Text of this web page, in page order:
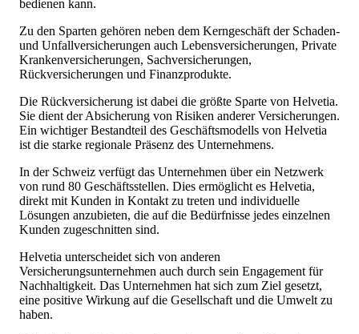
bedienen kann.
Zu den Sparten gehören neben dem Kerngeschäft der Schaden-
und Unfallversicherungen auch Lebensversicherungen, Private
Krankenversicherungen, Sachversicherungen,
Rückversicherungen und Finanzprodukte.
Die Rückversicherung ist dabei die größte Sparte von Helvetia.
Sie dient der Absicherung von Risiken anderer Versicherungen.
Ein wichtiger Bestandteil des Geschäftsmodells von Helvetia
ist die starke regionale Präsenz des Unternehmens.
In der Schweiz verfügt das Unternehmen über ein Netzwerk
von rund 80 Geschäftsstellen. Dies ermöglicht es Helvetia,
direkt mit Kunden in Kontakt zu treten und individuelle
Lösungen anzubieten, die auf die Bedürfnisse jedes einzelnen
Kunden zugeschnitten sind.
Helvetia unterscheidet sich von anderen
Versicherungsunternehmen auch durch sein Engagement für
Nachhaltigkeit. Das Unternehmen hat sich zum Ziel gesetzt,
eine positive Wirkung auf die Gesellschaft und die Umwelt zu
haben.